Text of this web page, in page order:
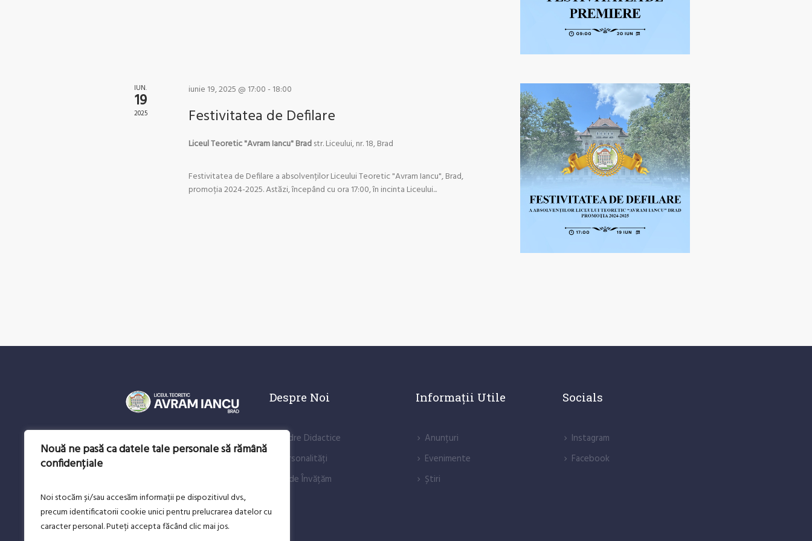
Nouă ne pasă ca datele tale personale să rămână
confidențiale
Noi stocăm și/sau accesăm informații pe dispozitivul dvs.,
precum identificatorii cookie unici pentru prelucrarea datelor cu
caracter personal. Puteți accepta făcând clic mai jos.
IUN.
19
2025
iunie 19, 2025 @ 17:00- 18:00
Festivitatea de Defilare
Liceul Teoretic "Avram Iancu" Bradstr. Liceului, nr. 18, Brad
Festivitatea de Defilare a absolvenților Liceului Teoretic "Avram Iancu", Brad,
promoția 2024-2025. Astăzi, începând cu ora 17:00, în incinta Liceului...
150 de ani de educație și
mediu modern, deschis și
prietenos.
Despre Noi
Cadre Didactice
Personalități
Unde Învățăm
Informații Utile
Anunțuri
Evenimente
Știri
Socials
lnstagram
Facebook